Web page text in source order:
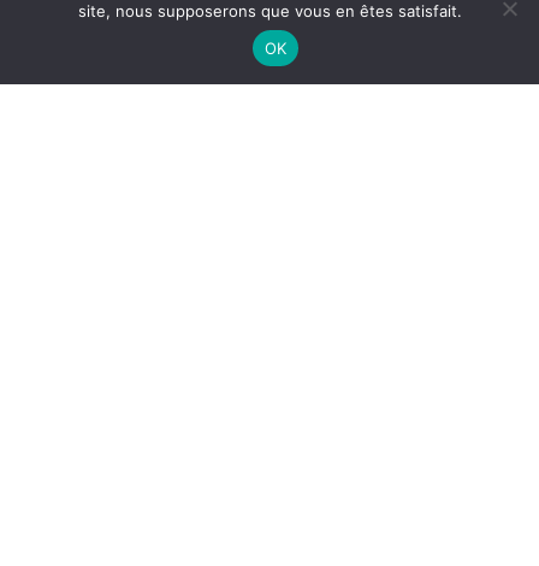
site, nous supposerons que vous en êtes satisfait.
OK